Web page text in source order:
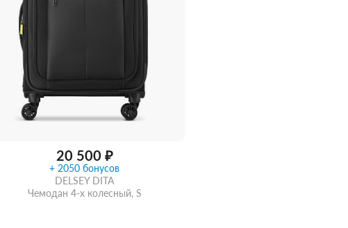
20 500 ₽
+ 2050 бонусов
DELSEY DITA
Чемодан 4-х колесный, S